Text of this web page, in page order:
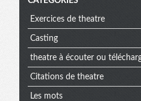
Exercices de theatre
Casting
theatre à écouter ou
Citations de theatre
Les mots